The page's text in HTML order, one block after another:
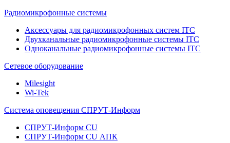
Радиомикрофонные системы
Аксессуары для радиомикрофонных систем ITC
Двухканальные радиомикрофонные системы ITC
Одноканальные радиомикрофонные системы ITC
Сетевое оборудование
Milesight
Wi-Tek
Система оповещения СПРУТ-Информ
СПРУТ-Информ CU
СПРУТ-Информ CU АПК